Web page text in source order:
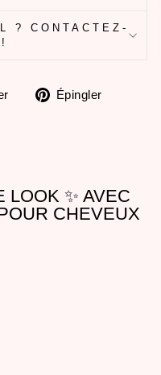
? CONTACTEZ-
TweeterÉpingler
LOOK ✨ AVEC
CHEVEUX